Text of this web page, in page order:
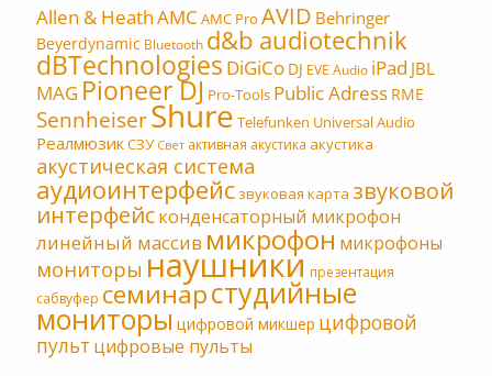
Allen & HeathAMC AMC Pro AVID Behringer
Beyerdynamic Bluetooth d&b audiotechnik
dBTechnologies DiGiCo DJ EVE Audio iPad JBL
MAG Pioneer DJ Pro-Tools Public Adress RME
SennheiserShure Telefunken Universal Audio
РеалмюзикСЗУ Свет активная акустика акустика
акустическая система
аудиоинтерфейс звуковая карта звуковой
интерфейсконденсаторный микрофон
линейный массив микрофон микрофоны
мониторы наушники презентация
сабвуфер семинарстудийные
мониторы цифровой микшер цифровой
пульт цифровые пульты